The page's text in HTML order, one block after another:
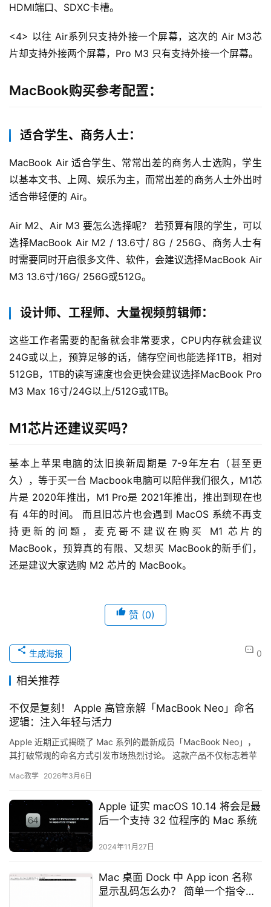
HDMI端口、SDXC卡槽。
<4> 以往 Air系列只支持外接一个屏幕，这次的 Air M3芯
片却支持外接两个屏幕，Pro M3 只有支持外接一个屏幕。
MacBook购买参考配置：
适合学生、商务人士：
MacBook Air 适合学生、常常出差的商务人士选购，学生
以基本文书、上网、娱乐为主，而常出差的商务人士外出时
适合带轻便的 Air。
Air M2、Air M3 要怎么选择呢？ 若预算有限的学生，可以
选择MacBook Air M2 / 13.6寸/ 8G / 256G、商务人士有
时需要同时开启很多文件、软件，会建议选择MacBook Air
M3 13.6寸/16G/ 256G或512G。
设计师、工程师、大量视频剪辑师：
这些工作者需要的配备就会非常要求，CPU内存就会建议
24G或以上，预算足够的话，储存空间也能选择1TB，相对
512GB，1TB的读写速度也会更快会建议选择MacBook Pro
M3 Max 16寸/24G以上/512G或1TB。
M1芯片还建议买吗？
基本上苹果电脑的汰旧换新周期是 7-9年左右（甚至更
久），等于买一台 Macbook电脑可以陪伴我们很久，M1芯
片是 2020年推出，M1 Pro是 2021年推出，推出到现在也
有 4年的时间。 而且旧芯片也会遇到 MacOS 系统不再支
持更新的问题，麦克哥不建议在购买 M1 芯片的
MacBook，预算真的有限、又想买 MacBook的新手们，
还是建议大家选购 M2 芯片的 MacBook。
赞 (0)
0
生成海报
相关推荐
不仅是复刻！ Apple 高管亲解「MacBook Neo」命名
逻辑：注入年轻与活力
Apple 近期正式揭晓了 Mac 系列的最新成员「MacBook Neo」，
其打破常规的命名方式引发市场热烈讨论。 这款产品不仅标志着苹
Mac教学 2026年3月6日
Apple 证实 macOS 10.14 将会是最
后一个支持 32 位程序的 Mac 系统
2024年11月27日
Mac 桌面 Dock 中 App icon 名称
显示乱码怎么办？ 简单一个指令帮